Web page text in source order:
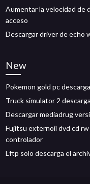
Aumentar la velocidad de
acceso
Descargar driver de echo
New
Pokemon gold pc
Truck simulator 2
Descargar mediadrug
Fujitsu externoil dvd cd
controlador
Lftp solo descarga el